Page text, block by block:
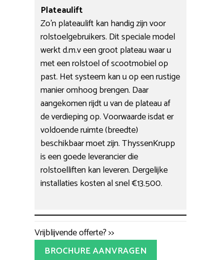
Plateaulift
Zo’n plateaulift kan handig zijn voor
rolstoelgebruikers. Dit speciale model
werkt d.m.v een groot plateau waar u
met een rolstoel of scootmobiel op
past. Het systeem kan u op een rustige
manier omhoog brengen. Daar
aangekomen rijdt u van de plateau af
de verdieping op. Voorwaarde isdat er
voldoende ruimte (breedte)
beschikbaar moet zijn. ThyssenKrupp
is een goede leverancier die
rolstoelliften kan leveren. Dergelijke
installaties kosten al snel €13.500.
Vrijblijvende offerte? >>
BROCHURE AANVRAGEN